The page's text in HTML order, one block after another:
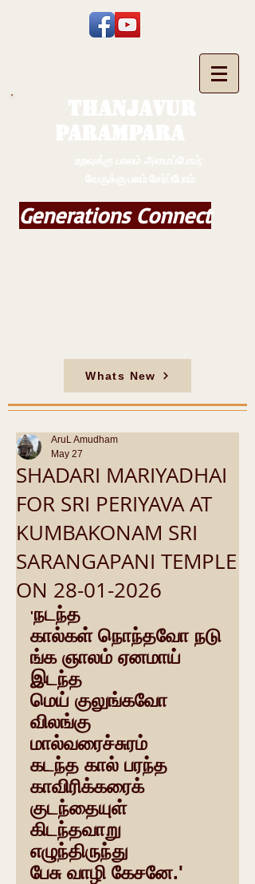
Generations Connect
Whats New
SHADARI MARIYADHAI
FOR SRI PERIYAVA AT
KUMBAKONAM SRI
SARANGAPANI TEMPLE
ON 28-01-2026
AruL Amudham
May 27
'நடந்த
கால்கள் நொந்தவோ நடு
ங்க ஞாலம் ஏனமாய்
இடந்த
மெய் குலுங்கவோ
விலங்கு
மால்வரைச்சுரம்
கடந்த கால் பரந்த
காவிரிக்கரைக்
குடந்தையுள்
கிடந்தவாறு
எழுந்திருந்து
பேசு வாழி கேசனே.'